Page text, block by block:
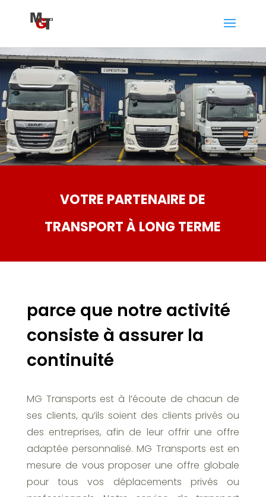
VOTRE PARTENAIRE DE
TRANSPORT À LONG TERME
parce que notre activité
consiste à assurer la
continuité
MG Transports est à l’écoute de chacun de
ses clients, qu’ils soient des clients privés ou
des entreprises, afin de leur offrir une offre
adaptée personnalisé. MG Transports est en
mesure de vous proposer une offre globale
pour tous vos déplacements privés ou